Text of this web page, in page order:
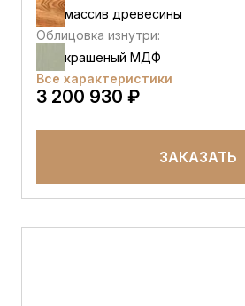
массив древесины
Облицовка изнутри:
крашеный МДФ
Все характеристики
3 200 930 ₽
ЗАКАЗАТЬ